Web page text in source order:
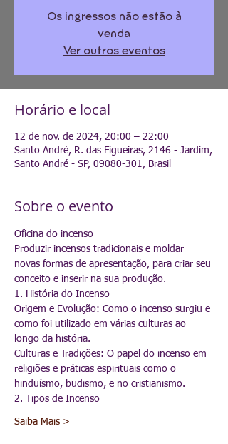
Os ingressos não estão à
venda
Ver outros eventos
Horário e local
12 de nov. de 2024, 20:00 – 22:00
Santo André, R. das Figueiras, 2146 - Jardim,
Santo André - SP, 09080-301, Brasil
Sobre o evento
Oficina do incenso
Produzir incensos tradicionais e moldar
novas formas de apresentação, para criar seu
conceito e inserir na sua produção.
1. História do Incenso
Origem e Evolução: Como o incenso surgiu e
como foi utilizado em várias culturas ao
longo da história.
Culturas e Tradições: O papel do incenso em
religiões e práticas espirituais como o
hinduísmo, budismo, e no cristianismo.
2. Tipos de Incenso
Saiba Mais >